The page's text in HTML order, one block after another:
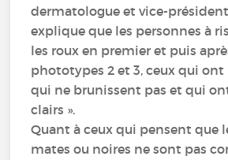
dermatologue et vice-
explique que les personnes à
les roux en premier et puis
phototypes 2 et 3, ceux qui ont
qui ne brunissent pas et qui
clairs ».
Quant à ceux qui pensent que
mates ou noires ne sont pas